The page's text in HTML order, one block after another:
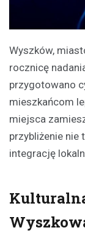
Wyszków,
rocznicę
przygotowano
mieszkańcom
miejsca
przybliżenie nie
integrację